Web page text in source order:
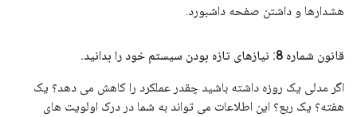
هشدارها و داشتن صفحه داشبورد.
قانون شماره 8: نیازهای تازه بودن سیستم خود را بدانید .
اگر مدلی یک روزه داشته باشید چقدر عملکرد را کاهش می دهد؟ یک
هفته؟ یک ربع؟ این اطلاعات می تواند به شما در درک اولویت های